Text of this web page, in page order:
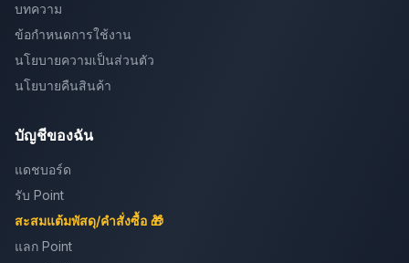
บทความ
ข้อกำหนดการใช้งาน
นโยบายความเป็นส่วนตัว
นโยบายคืนสินค้า
บัญชีของฉัน
แดชบอร์ด
รับ Point
สะสมแต้มพัสดุ/คำสั่งซื้อ 🎁
แลก Point